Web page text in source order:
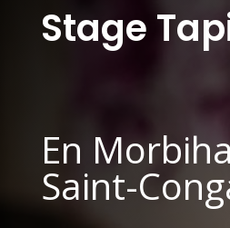
Stage
En
Saint-